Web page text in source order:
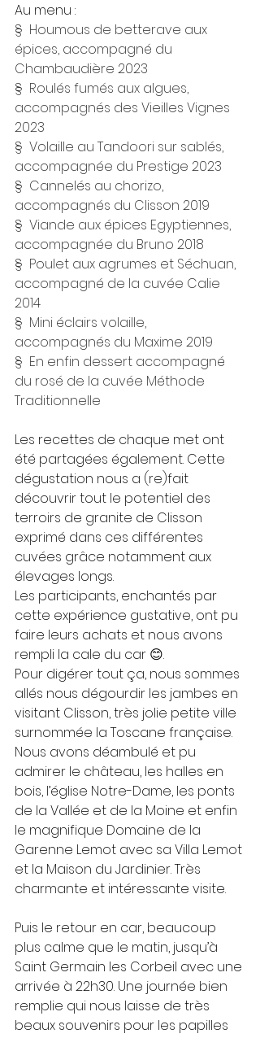
Au menu :
§  Houmous de betterave aux
épices, accompagné du
Chambaudière 2023
§  Roulés fumés aux algues,
accompagnés des Vieilles Vignes
2023
§  Volaille au Tandoori sur sablés,
accompagnée du Prestige 2023
§  Cannelés au chorizo,
accompagnés du Clisson 2019
§  Viande aux épices Egyptiennes,
accompagnée du Bruno 2018
§  Poulet aux agrumes et Séchuan,
accompagné de la cuvée Calie
2014
§  Mini éclairs volaille,
accompagnés du Maxime 2019
§  En enfin dessert accompagné
du rosé de la cuvée Méthode
Traditionnelle
Les recettes de chaque met ont
été partagées également. Cette
dégustation nous a (re)fait
découvrir tout le potentiel des
terroirs de granite de Clisson
exprimé dans ces différentes
cuvées grâce notamment aux
élevages longs.
Les participants, enchantés par
cette expérience gustative, ont pu
faire leurs achats et nous avons
rempli la cale du car 😊.
Pour digérer tout ça, nous sommes
allés nous dégourdir les jambes en
visitant Clisson, très jolie petite ville
surnommée la Toscane française.
Nous avons déambulé et pu
admirer le château, les halles en
bois, l’église Notre-Dame, les ponts
de la Vallée et de la Moine et enfin
le magnifique Domaine de la
Garenne Lemot avec sa Villa Lemot
et la Maison du Jardinier. Très
charmante et intéressante visite.
Puis le retour en car, beaucoup
plus calme que le matin, jusqu’à
Saint Germain les Corbeil avec une
arrivée à 22h30. Une journée bien
remplie qui nous laisse de très
beaux souvenirs pour les papilles